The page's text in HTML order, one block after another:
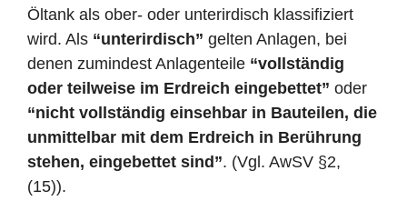
Öltank als ober- oder unterirdisch klassifiziert
wird. Als “unterirdisch” gelten Anlagen, bei
denen zumindest Anlagenteile “vollständig
oder teilweise im Erdreich eingebettet” oder
“nicht vollständig einsehbar in Bauteilen, die
unmittelbar mit dem Erdreich in Berührung
stehen, eingebettet sind”. (Vgl. AwSV §2,
(15)).